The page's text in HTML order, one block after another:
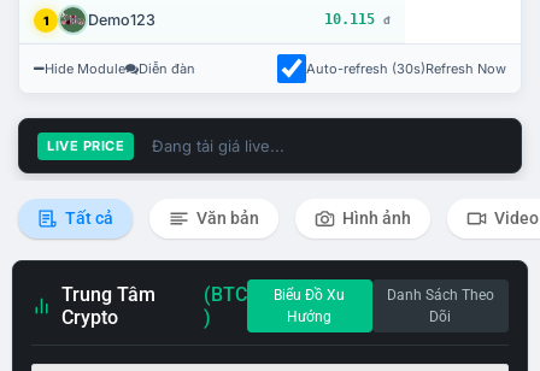
1 Demo123 10.115 đ
Hide Module Diễn đàn Auto-refresh (30s)Refresh Now
LIVE PRICE Đang tải giá live...
Tất cả Văn bản Hình ảnh Video
Trung Tâm
Crypto
(BTC
)
Biểu Đồ Xu
Hướng
Danh Sách Theo
Dõi